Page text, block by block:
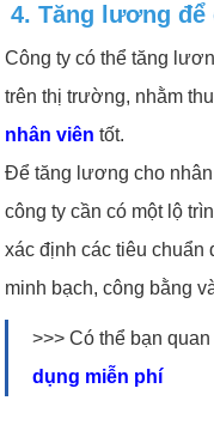
4. Tăng lương
Công ty có thể tăng
trên thị trường, nhằm
nhân viên tốt.
Để tăng lương cho
công ty cần có một lộ
xác định các tiêu chuẩn
minh bạch, công bằng
>>> Có thể bạn
dụng miễn phí